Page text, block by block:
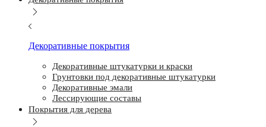
Декоративные покрытия
Декоративные штукатурки и краски
Грунтовки под декоративные штукатурки
Декоративные эмали
Лессирующие составы
Покрытия для дерева